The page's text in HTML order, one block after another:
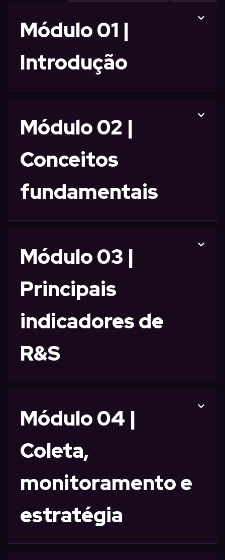
Módulo 01 |
Introdução
Módulo 02 |
Conceitos
fundamentais
Módulo 03 |
Principais
indicadores de
R&S
Módulo 04 |
Coleta,
monitoramento e
estratégia